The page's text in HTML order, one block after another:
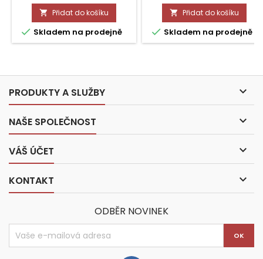
 Přidat do košíku
 Skladem na prodejně
 Přidat do košíku
 Skladem na prodejně
PRODUKTY A SLUŽBY 
NAŠE SPOLEČNOST 
VÁŠ ÚČET 
KONTAKT 
ODBĚR NOVINEK